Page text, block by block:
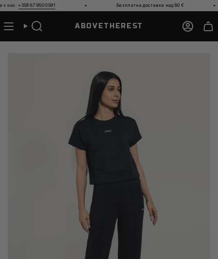
Прескочи
към
съдържанието
+359 87 950 0591 Безплатна доставка над 80 €
Търсене ABOVETHEREST